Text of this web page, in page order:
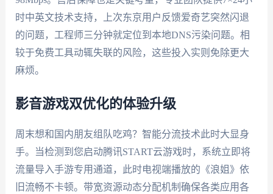
时中英文技术支持，上次东京用户反馈爱奇艺突然闪退
的问题，工程师三分钟就定位到本地DNS污染问题。相
较于免费工具动辄失联的风险，这些投入实则免除更大
麻烦。
影音游戏双优化的体验升级
周末想和国内朋友组队吃鸡？智能分流技术此时大显身
手。当检测到您启动腾讯START云游戏时，系统立即将
流量导入手游专用通道，此时电视端播放的《浪姐》依
旧流畅不卡顿。带宽资源动态分配机制确保各类应用各